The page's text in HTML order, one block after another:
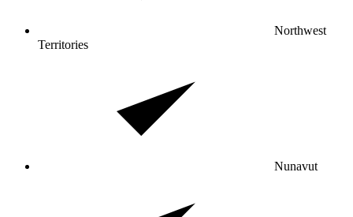
Northwest
Territories
Nunavut